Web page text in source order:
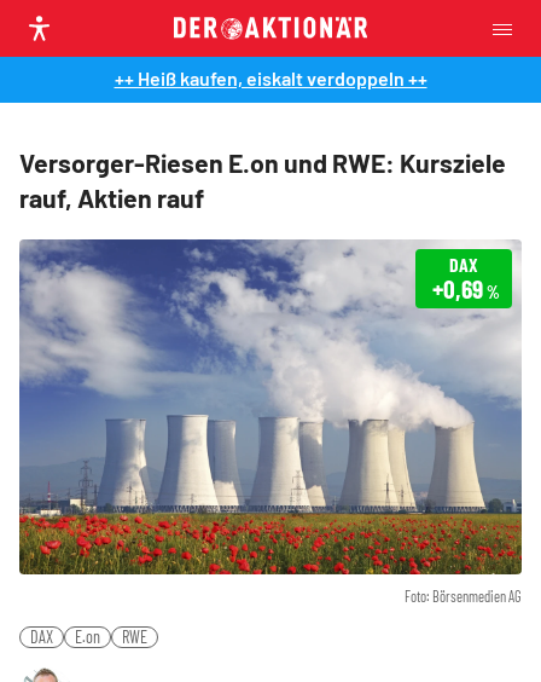
++ Heiß kaufen, eiskalt verdoppeln ++
Versorger-Riesen E.on und RWE: Kursziele
rauf, Aktien rauf
Foto: Börsenmedien AG
DAX
+0,69%
DAX E.on RWE